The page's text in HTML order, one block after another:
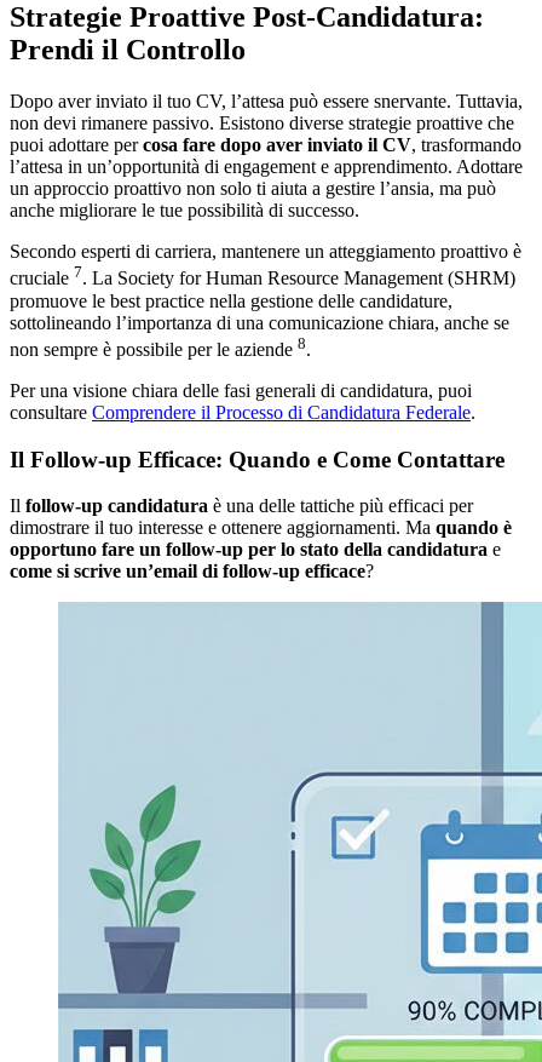
Strategie Proattive Post-Candidatura:
Prendi il Controllo
Dopo aver inviato il tuo CV, l’attesa può essere snervante. Tuttavia,
non devi rimanere passivo. Esistono diverse strategie proattive che
puoi adottare percosa fare dopo aver inviato il CV, trasformando
l’attesa in un’opportunità di engagement e apprendimento. Adottare
un approccio proattivo non solo ti aiuta a gestire l’ansia, ma può
anche migliorare le tue possibilità di successo.
Secondo esperti di carriera, mantenere un atteggiamento proattivo è
cruciale 7. La Society for Human Resource Management (SHRM)
promuove le best practice nella gestione delle candidature,
sottolineando l’importanza di una comunicazione chiara, anche se
non sempre è possibile per le aziende 8.
Per una visione chiara delle fasi generali di candidatura, puoi
consultare Comprendere il Processo di Candidatura Federale.
Il Follow-up Efficace: Quando e Come Contattare
Il follow-up candidatura è una delle tattiche più efficaci per
dimostrare il tuo interesse e ottenere aggiornamenti. Ma quando è
opportuno fare un follow-up per lo stato della candidatura e
come si scrive un’email di follow-up efficace?